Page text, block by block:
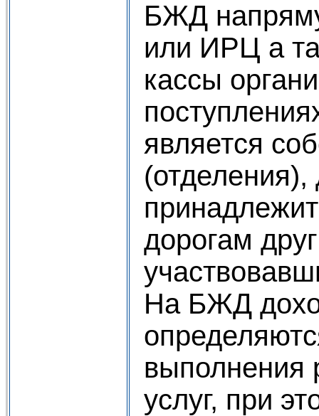
БЖД
или ИРЦ а
кассы
является
(отделения),
дорогам
На БЖД
выполнения
услуг, при